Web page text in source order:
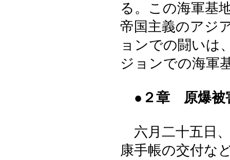
る。この海軍基
帝国主義のアジ
ョンでの闘いは
ジョンでの海軍
●２章 原爆被
六月二十五日
康手帳の交付な